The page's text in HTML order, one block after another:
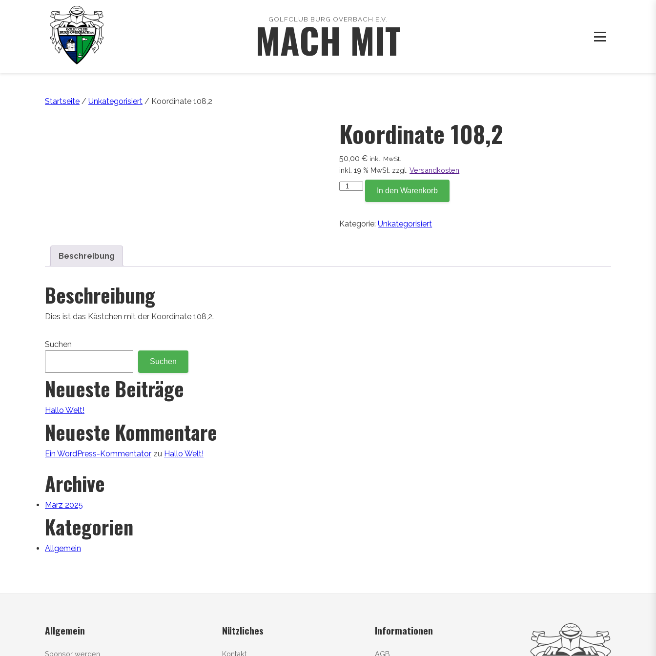
GOLFCLUB BURG OVERBACH E.V.
MACH MIT
Startseite / Unkategorisiert / Koordinate 108,2
Koordinate 108,2
50,00€ inkl. MwSt.
inkl. 19 % MwSt. zzgl.Versandkosten
Koordinate
In den Warenkorb
Kategorie:Unkategorisiert
Beschreibung
Beschreibung
Dies ist das Kästchen mit der Koordinate 108,2.
Suchen
Suchen
Neueste Beiträge
Hallo Welt!
Neueste Kommentare
Ein WordPress-Kommentator zu Hallo Welt!
Archive
März 2025
Kategorien
Allgemein
Allgemein
Sponsor werden
Nützliches
Kontakt
Informationen
AGB